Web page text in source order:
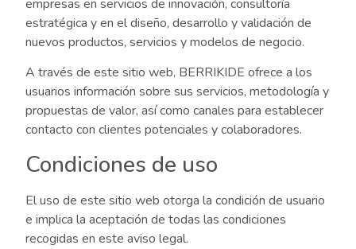
empresas en servicios de innovación, consultoría
estratégica y en el diseño, desarrollo y validación de
nuevos productos, servicios y modelos de negocio.
A través de este sitio web, BERRIKIDE ofrece a los
usuarios información sobre sus servicios, metodología y
propuestas de valor, así como canales para establecer
contacto con clientes potenciales y colaboradores.
Condiciones de uso
El uso de este sitio web otorga la condición de usuario
e implica la aceptación de todas las condiciones
recogidas en este aviso legal.